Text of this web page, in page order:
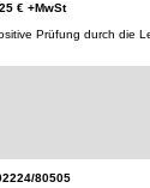
€ +MwSt
Prüfung durch die
80505